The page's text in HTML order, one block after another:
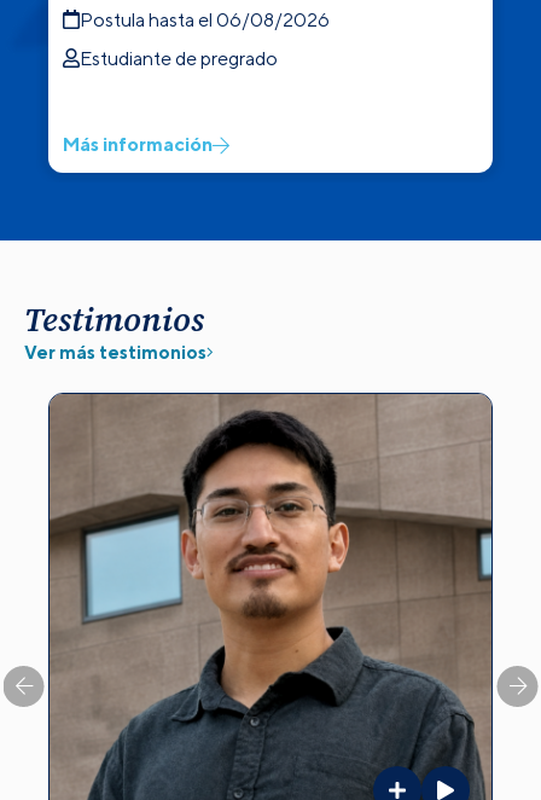
Postula hasta el 06/08/2026
Estudiante de pregrado
Más información
Testimonios
Ver más testimonios